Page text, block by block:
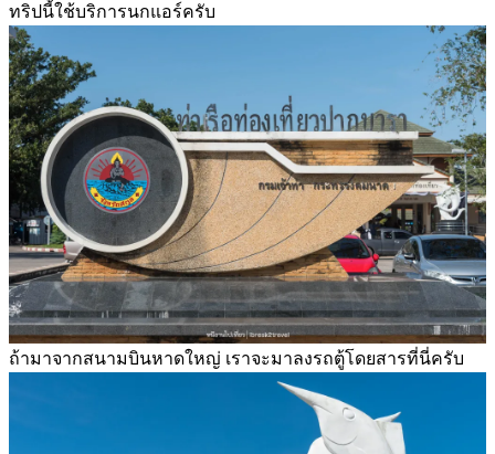
ทริปนี้ใช้บริการนกแอร์ครับ
ถ้ามาจากสนามบินหาดใหญ่ เราจะมาลงรถตู้โดยสารที่นี่ครับ